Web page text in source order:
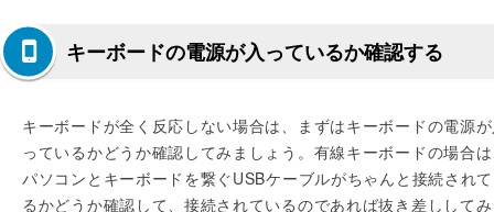
キーボードの電源が入っているか確認する
キーボードが全く反応しない場合は、まずはキーボードの電源
っているかどうか確認してみましょう。有線キーボードの場合
パソコンとキーボードを繋ぐUSBケーブルがちゃんと接続され
るかどうか確認して、接続されているのであれば抜き差しして